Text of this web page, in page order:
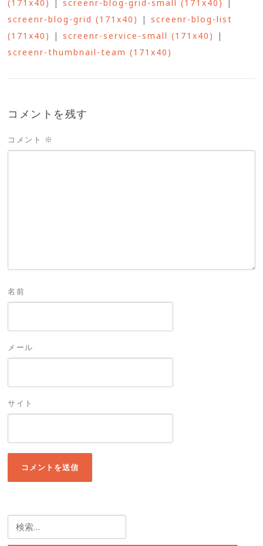
(171x40)
|screenr-blog-grid-small (171x40)
|
screenr-blog-grid (171x40)
|screenr-blog-list
(171x40)
|screenr-service-small (171x40)
|
screenr-thumbnail-team (171x40)
コメントを残す
コメント ※
名前
メール
サイト
索: